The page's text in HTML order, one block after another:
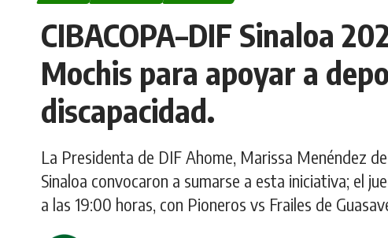
CIBACOPA–DIF Sinaloa
Mochis para apoyar a
discapacidad.
La Presidenta de DIF Ahome, Marissa Menéndez
Sinaloa convocaron a sumarse a esta iniciativa; el
a las 19:00 horas, con Pioneros vs Frailes de